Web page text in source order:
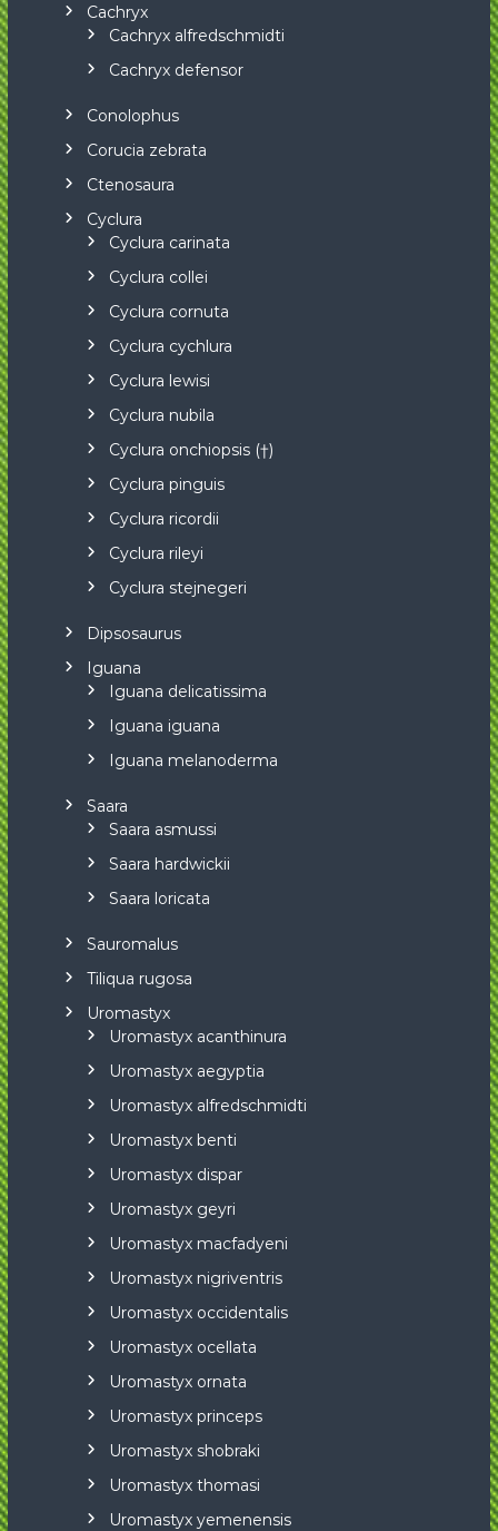
Cachryx
Cachryx alfredschmidti
Cachryx defensor
Conolophus
Corucia zebrata
Ctenosaura
Cyclura
Cyclura carinata
Cyclura collei
Cyclura cornuta
Cyclura cychlura
Cyclura lewisi
Cyclura nubila
Cyclura onchiopsis (†)
Cyclura pinguis
Cyclura ricordii
Cyclura rileyi
Cyclura stejnegeri
Dipsosaurus
Iguana
Iguana delicatissima
Iguana iguana
Iguana melanoderma
Saara
Saara asmussi
Saara hardwickii
Saara loricata
Sauromalus
Tiliqua rugosa
Uromastyx
Uromastyx acanthinura
Uromastyx aegyptia
Uromastyx alfredschmidti
Uromastyx benti
Uromastyx dispar
Uromastyx geyri
Uromastyx macfadyeni
Uromastyx nigriventris
Uromastyx occidentalis
Uromastyx ocellata
Uromastyx ornata
Uromastyx princeps
Uromastyx shobraki
Uromastyx thomasi
Uromastyx yemenensis